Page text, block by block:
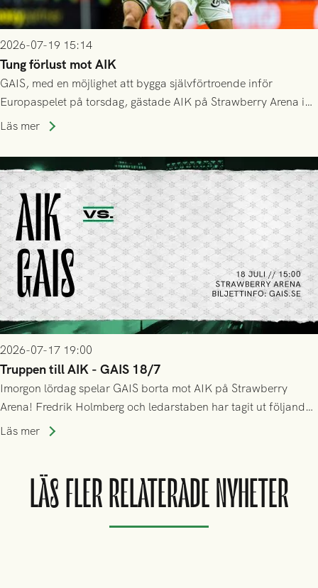
2026-07-19 15:14
Tung förlust mot AIK
GAIS, med en möjlighet att bygga självförtroende inför
Europaspelet på torsdag, gästade AIK på Strawberry Arena i
Stockholm . Men trots konstant hotande i första halvlek av
lyckades få in 2-0.
Läs mer
2026-07-17 19:00
Truppen till AIK - GAIS 18/7
Imorgon lördag spelar GAIS borta mot AIK på Strawberry
Arena! Fredrik Holmberg och ledarstaben har tagit ut följande
trupp till matchen:
Läs mer
LÄS FLER RELATERADE NYHETER